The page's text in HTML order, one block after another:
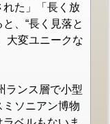
た」「長く放
、“長く見落と
大変ユニークな
ランス層で小型
ソニアン博物